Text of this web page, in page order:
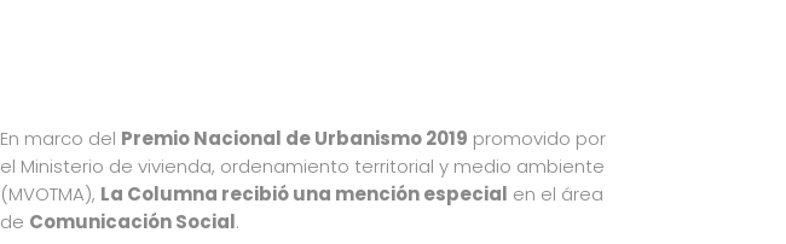
En marco del Premio Nacional de Urbanismo 2019 promovido por
el Ministerio de vivienda, ordenamiento territorial y medio ambiente
(MVOTMA), La Columna recibió una mención especial en el área
de Comunicación Social.